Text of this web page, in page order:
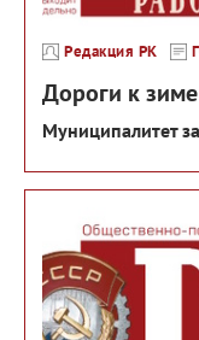
Редакция РК
Дороги к зиме
Муниципалитет